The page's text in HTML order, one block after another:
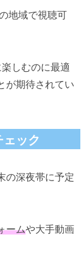
地域で視聴可
しむのに最適
が期待されてい
ック
の深夜帯に予定
ームや大手動画